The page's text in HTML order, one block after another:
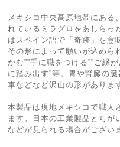
メキシコ中央高原地帯にある
れているミラグロをあしらっ
はスペイン語で「奇跡」を意
その形によって願いが込めら
かむ””手に職をつける””ご縁
に踏み出す”等。胃や腎臓の
車などなど沢山の形がありま
本製品は現地メキシコで職人
ます。日本の工業製品とちが
などが見られる場合がござい